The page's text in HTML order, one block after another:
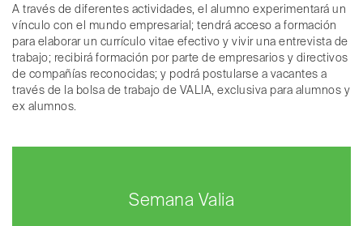
A través de diferentes actividades, el alumno experimentará un
vínculo con el mundo empresarial; tendrá acceso a formación
para elaborar un currículo vitae efectivo y vivir una entrevista de
trabajo; recibirá formación por parte de empresarios y directivos
de compañías reconocidas; y podrá postularse a vacantes a
través de la bolsa de trabajo de VALIA, exclusiva para alumnos y
ex alumnos.
Semana Valia